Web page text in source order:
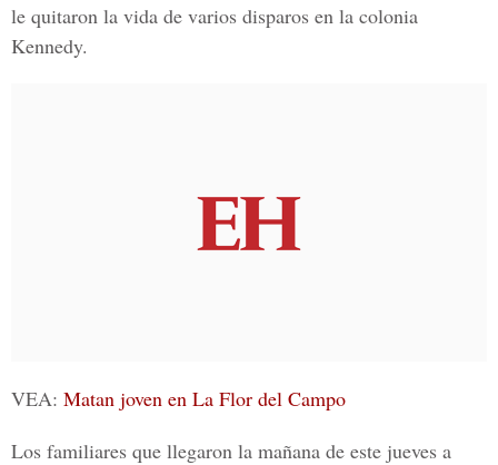
le quitaron la vida de varios disparos en la colonia
Kennedy.
VEA: Matan joven en La Flor del Campo
Los familiares que llegaron la mañana de este jueves a